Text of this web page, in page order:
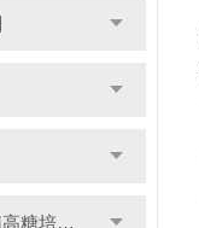
12800-017DMEM高糖培养基